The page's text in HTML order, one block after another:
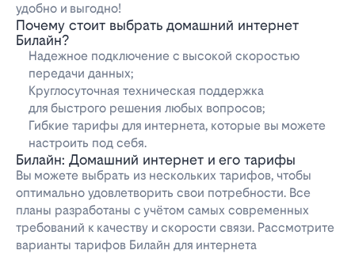
удобно и выгодно!
Почему стоит выбрать домашний интернет
Билайн?
Надежное подключение с высокой скоростью
передачи данных;
Круглосуточная техническая поддержка
для быстрого решения любых вопросов;
Гибкие тарифы для интернета, которые вы можете
настроить под себя.
Билайн: Домашний интернет и его тарифы
Вы можете выбрать из нескольких тарифов, чтобы
оптимально удовлетворить свои потребности. Все
планы разработаны с учётом самых современных
требований к качеству и скорости связи. Рассмотрите
варианты тарифов Билайн для интернета